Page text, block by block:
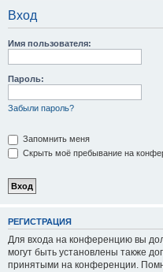
Вход
Имя пользователя:
Пароль:
Забыли пароль?
Запомнить меня
Скрыть моё пребывание на
РЕГИСТРАЦИЯ
Для входа на конференцию вы
могут быть установлены также
принятыми на конференции.